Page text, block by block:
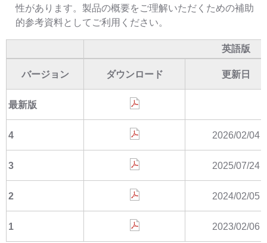
性があります。製品の概要をご理解いただくための補助
的参考資料としてご利用ください。
英語版
バージョン ダウンロード 更新日
最新版
4 2026/02/04
3 2025/07/24
2 2024/02/05
1 2023/02/06